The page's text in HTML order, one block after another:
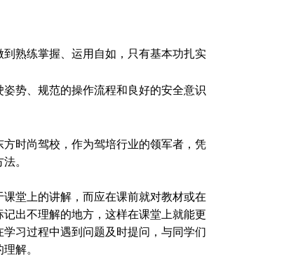
熟练掌握、运用自如，只有基本功扎实
势、规范的操作流程和良好的安全意识
时尚驾校，作为驾培行业的领军者，凭
。
堂上的讲解，而应在课前就对教材或在
出不理解的地方，这样在课堂上就能更
习过程中遇到问题及时提问，与同学们
解。